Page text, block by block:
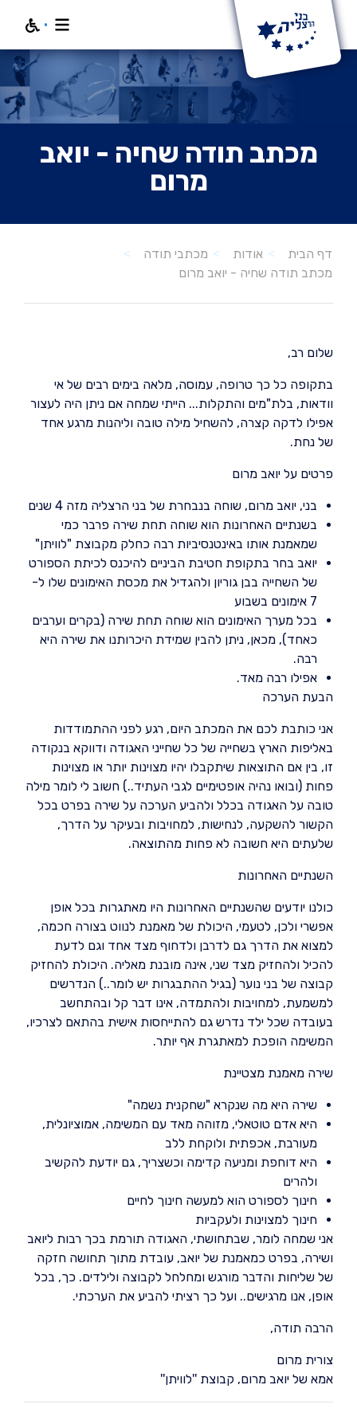
מכתב תודה שחיה - יואב
מרום
דף הבית אודות
מכתבי תודה
מכתב תודה שחיה - יואב מרום
שלום רב,
בתקופה כל כך טרופה, עמוסה, מלאה בימים רבים של אי
וודאות, בלת"מים והתקלות... הייתי שמחה אם ניתן היה לעצור
אפילו לדקה קצרה, להשחיל מילה טובה וליהנות מרגע אחד
של נחת.
פרטים על יואב מרום
בני, יואב מרום, שוחה בנבחרת של בני הרצליה מזה 4 שנים
בשנתיים האחרונות הוא שוחה תחת שירה פרבר כמי
שמאמנת אותו באינטנסיביות רבה כחלק מקבוצת "לוויתן"
יואב בחר בתקופת חטיבת הביניים להיכנס לכיתת הספורט
של השחייה בבן גוריון ולהגדיל את מכסת האימונים שלו ל-
7 אימונים בשבוע
בכל מערך האימונים הוא שוחה תחת שירה (בקרים וערבים
כאחד), מכאן, ניתן להבין שמידת היכרותנו את שירה היא
רבה.
אפילו רבה מאד.
הבעת הערכה
אני כותבת לכם את המכתב היום, רגע לפני ההתמודדות
באליפות הארץ בשחייה של כל שחייני האגודה ודווקא בנקודה
זו, בין אם התוצאות שיתקבלו יהיו מצוינות יותר או מצוינות
פחות (ובואו נהיה אופטימיים לגבי העתיד..) חשוב לי לומר מילה
טובה על האגודה בכלל ולהביע הערכה על שירה בפרט בכל
הקשור להשקעה, לנחישות, למחויבות ובעיקר על הדרך,
שלעתים היא חשובה לא פחות מהתוצאה.
השנתיים האחרונות
כולנו יודעים שהשנתיים האחרונות היו מאתגרות בכל אופן
אפשרי ולכן, לטעמי, היכולת של מאמנת לנווט בצורה חכמה,
למצוא את הדרך גם לדרבן ולדחוף מצד אחד וגם לדעת
להכיל ולהחזיק מצד שני, אינה מובנת מאליה. היכולת להחזיק
קבוצה של בני נוער (בגיל ההתבגרות יש לומר..) הנדרשים
למשמעת, למחויבות ולהתמדה, אינו דבר קל ובהתחשב
בעובדה שכל ילד נדרש גם להתייחסות אישית בהתאם לצרכיו,
המשימה הופכת למאתגרת אף יותר.
שירה מאמנת מצטיינת
שירה היא מה שנקרא "שחקנית נשמה"
היא אדם טוטאלי, מזוהה מאד עם המשימה, אמוציונלית,
מעורבת, אכפתית ולוקחת ללב
היא דוחפת ומניעה קדימה וכשצריך, גם יודעת להקשיב
ולהרים
חינוך לספורט הוא למעשה חינוך לחיים
חינוך למצוינות ולעקביות
אני שמחה לומר, שבתחושתי, האגודה תורמת בכך רבות ליואב
ושירה, בפרט כמאמנת של יואב, עובדת מתוך תחושה חזקה
של שליחות והדבר מורגש ומחלחל לקבוצה ולילדים. כך, בכל
אופן, אנו מרגישים.. ועל כך רציתי להביע את הערכתי.
הרבה תודה,
צורית מרום
אמא של יואב מרום, קבוצת ''לוויתן''